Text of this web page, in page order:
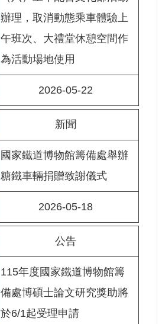
辦理，取消動態乘車體驗上
午班次、大禮堂休憩空間作
為活動場地使用
2026-05-22
新聞
國家鐵道博物館籌備處舉辦
糖鐵車輛捐贈致謝儀式
2026-05-18
公告
115年度國家鐵道博物館籌
備處博碩士論文研究獎助將
於6/1起受理申請